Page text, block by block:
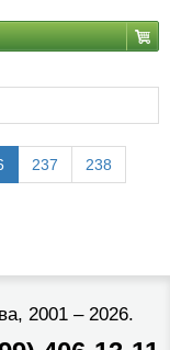
237 238
2001 – 2026.